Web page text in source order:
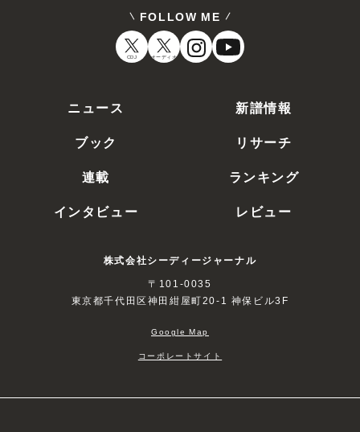
FOLLOW ME
CDJ オーディオ
ニュース
新譜情報
ブック
リサーチ
連載
ランキング
インタビュー
レビュー
株式会社シーディージャーナル
〒101-0035
東京都千代田区神田紺屋町20-1 神保ビル3F
Google Map
コーポレートサイト